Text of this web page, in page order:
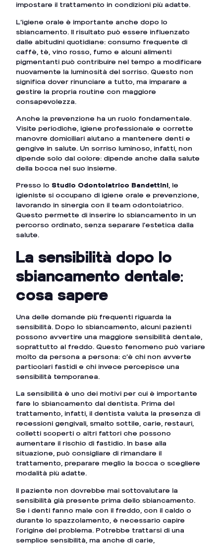
impostare il trattamento in condizioni più adatte.
L’igiene orale è importante anche dopo lo
sbiancamento. Il risultato può essere influenzato
dalle abitudini quotidiane: consumo frequente di
caffè, tè, vino rosso, fumo e alcuni alimenti
pigmentanti può contribuire nel tempo a modificare
nuovamente la luminosità del sorriso. Questo non
significa dover rinunciare a tutto, ma imparare a
gestire la propria routine con maggiore
consapevolezza.
Anche la prevenzione ha un ruolo fondamentale.
Visite periodiche, igiene professionale e corrette
manovre domiciliari aiutano a mantenere denti e
gengive in salute. Un sorriso luminoso, infatti, non
dipende solo dal colore: dipende anche dalla salute
della bocca nel suo insieme.
Presso lo Studio Odontoiatrico Bandettini, le
igieniste si occupano di igiene orale e prevenzione,
lavorando in sinergia con il team odontoiatrico.
Questo permette di inserire lo sbiancamento in un
percorso ordinato, senza separare l’estetica dalla
salute.
La sensibilità dopo lo
sbiancamento dentale:
cosa sapere
Una delle domande più frequenti riguarda la
sensibilità. Dopo lo sbiancamento, alcuni pazienti
possono avvertire una maggiore sensibilità dentale,
soprattutto al freddo. Questo fenomeno può variare
molto da persona a persona: c’è chi non avverte
particolari fastidi e chi invece percepisce una
sensibilità temporanea.
La sensibilità è uno dei motivi per cui è importante
fare lo sbiancamento dal dentista. Prima del
trattamento, infatti, il dentista valuta la presenza di
recessioni gengivali, smalto sottile, carie, restauri,
colletti scoperti o altri fattori che possono
aumentare il rischio di fastidio. In base alla
situazione, può consigliare di rimandare il
trattamento, preparare meglio la bocca o scegliere
modalità più adatte.
Il paziente non dovrebbe mai sottovalutare la
sensibilità già presente prima dello sbiancamento.
Se i denti fanno male con il freddo, con il caldo o
durante lo spazzolamento, è necessario capire
l’origine del problema. Potrebbe trattarsi di una
semplice sensibilità, ma anche di carie,